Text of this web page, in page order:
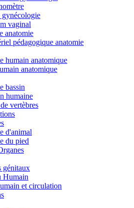
gynécologie
vaginal
anatomie
pédagogique anatomie
humain anatomique
anatomique
bassin
humaine
vertèbres
d'animal
du pied
génitaux
Humain
et circulation